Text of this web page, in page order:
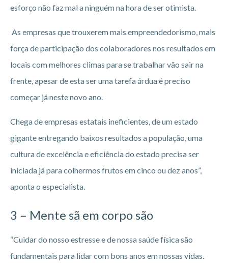
esforço não faz mal a ninguém na hora de ser otimista.
As empresas que trouxerem mais empreendedorismo, mais
força de participação dos colaboradores nos resultados em
locais com melhores climas para se trabalhar vão sair na
frente, apesar de esta ser uma tarefa árdua é preciso
começar já neste novo ano.
Chega de empresas estatais ineficientes, de um estado
gigante entregando baixos resultados a população, uma
cultura de excelência e eficiência do estado precisa ser
iniciada já para colhermos frutos em cinco ou dez anos”,
aponta o especialista.
3 – Mente sã em corpo são
“Cuidar do nosso estresse e de nossa saúde física são
fundamentais para lidar com bons anos em nossas vidas.